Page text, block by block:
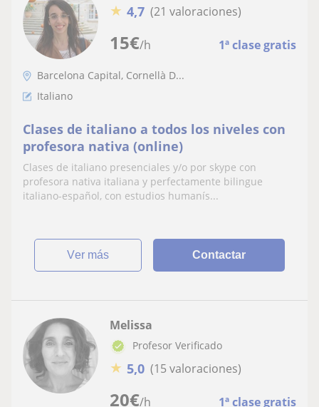
15€/h 1ª clase gratis
★ 4,7 (21 valoraciones)
Barcelona Capital, Cornellà D...
Italiano
Clases de italiano a todos los niveles con
profesora nativa (online)
Clases de italiano presenciales y/o por skype con
profesora nativa italiana y perfectamente bilingue
italiano-español, con estudios humanís...
ver más Contactar
20€/h 1ª clase gratis
Melissa
Profesor Verificado
★ 5,0 (15 valoraciones)